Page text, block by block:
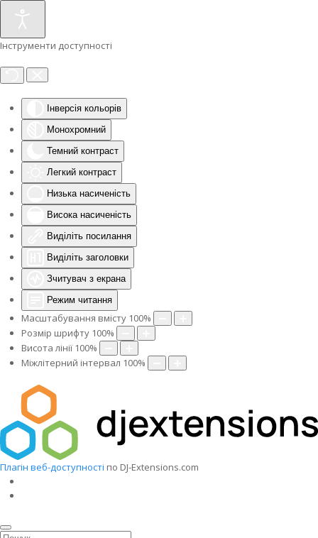
Інструменти доступності
Інверсія кольорів
Монохромний
Темний контраст
Легкий контраст
Низька насиченість
Висока насиченість
Виділіть посилання
Виділіть заголовки
Зчитувач з екрана
Режим читання
Масштабування вмісту 100%
Розмір шрифту 100%
Висота лінії 100%
Міжлітерний інтервал 100%
Плагін веб-доступності по DJ-Extensions.com